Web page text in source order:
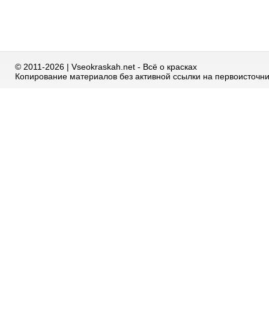
© 2011-2026 | Vseokraskah.net - Всё о красках
Копирование материалов без активной ссылки на